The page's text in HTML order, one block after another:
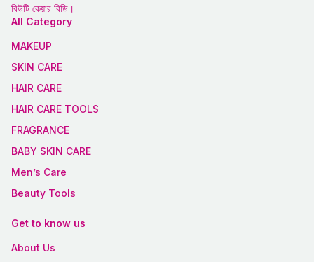
বিউটি কেয়ার বিডি।
All Category
MAKEUP
SKIN CARE
HAIR CARE
HAIR CARE TOOLS
FRAGRANCE
BABY SKIN CARE
Men’s Care
Beauty Tools
Get to know us
About Us